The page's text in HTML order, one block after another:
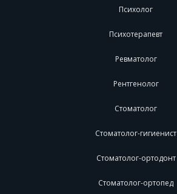
Психолог
Психотерапевт
Ревматолог
Рентгенолог
Стоматолог
Стоматолог-гигиенист
Стоматолог-ортодонт
Стоматолог-ортопед